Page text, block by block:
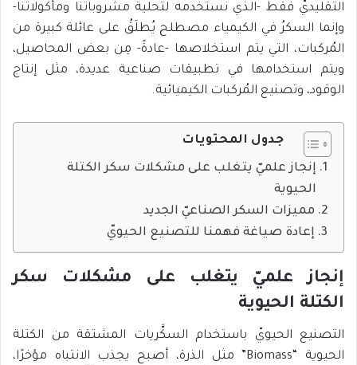
التقليديّ فقط -الذي نستخدمه لتحلية مشروباتنا ومأكولاتنا-
وإنما السكرُ في الكيمياء مصطلح يُطلَقُ على عائلة كبيرة من
المُركبات، التي يتم استخلاصها -عادةً- مِن بعض المحاصيل،
ويتم استخدامها في تطبيقات صناعية عديدة، مثل إنتاج
الوقود، وتصنيع المُركبات الكيميائية.
جدول المحتويات
إنجاز علميّ يتغلب على مشكلات سكر الكتلة
الحيوية
مميزات السكر الصناعيّ الجديد
إعادة صياغة فهمنا للتصنيع الحيويّ
إنجاز علميّ يتغلب على مشكلات سكر
الكتلة الحيوية
التصنيع الحيويّ باستخدام السكَّريات المشتقة من الكتلة
الحيوية “Biomass” مثل الذرة، أصبح يجذب الانتباه مؤخرًا،